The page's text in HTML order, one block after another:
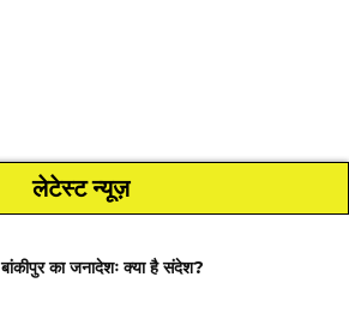
लेटेस्ट न्यूज़
बांकीपुर का जनादेशः क्या है संदेश?